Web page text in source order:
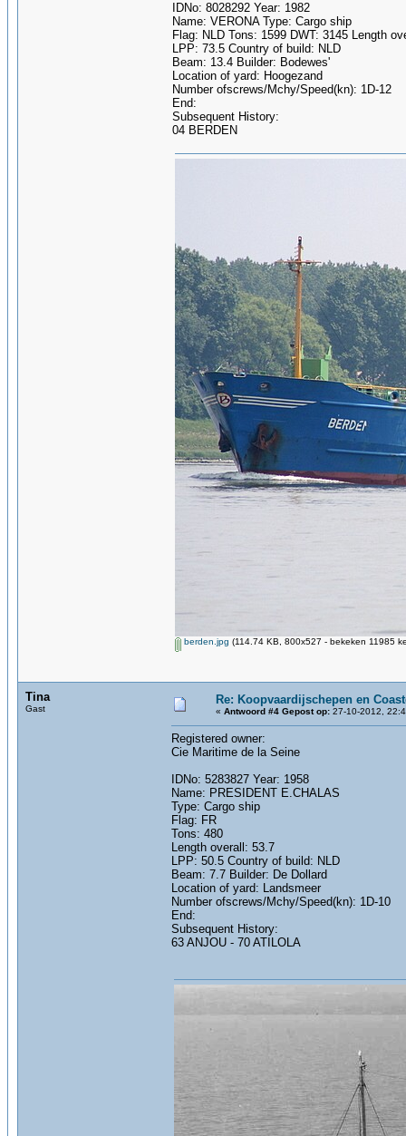
IDNo: 8028292 Year: 1982
Name: VERONA Type: Cargo ship
Flag: NLD Tons: 1599 DWT: 3145 Length
LPP: 73.5 Country of build: NLD
Beam: 13.4 Builder: Bodewes'
Location of yard: Hoogezand
Number ofscrews/Mchy/Speed(kn): 1D-12
End:
Subsequent History:
04 BERDEN
berden.jpg (114.74 KB, 800x527 - bekeken 11985
Tina
Gast
Re: Koopvaardijschepen en
« Antwoord #4 Gepost op: 27-10-2012,
Registered owner:
Cie Maritime de la Seine
IDNo: 5283827 Year: 1958
Name: PRESIDENT E.CHALAS
Type: Cargo ship
Flag: FR
Tons: 480
Length overall: 53.7
LPP: 50.5 Country of build: NLD
Beam: 7.7 Builder: De Dollard
Location of yard: Landsmeer
Number ofscrews/Mchy/Speed(kn): 1D-10
End:
Subsequent History:
63 ANJOU - 70 ATILOLA